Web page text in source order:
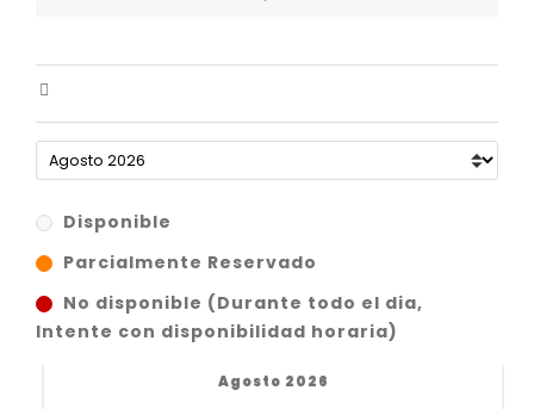
Disponible
Parcialmente Reservado
No disponible (Durante todo el dia,
Intente con disponibilidad horaria)
Agosto 2026